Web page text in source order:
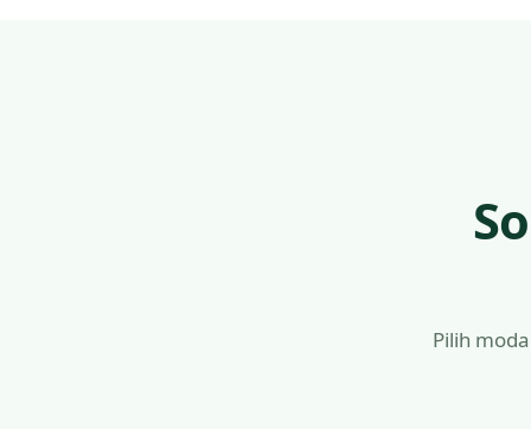
Pilih